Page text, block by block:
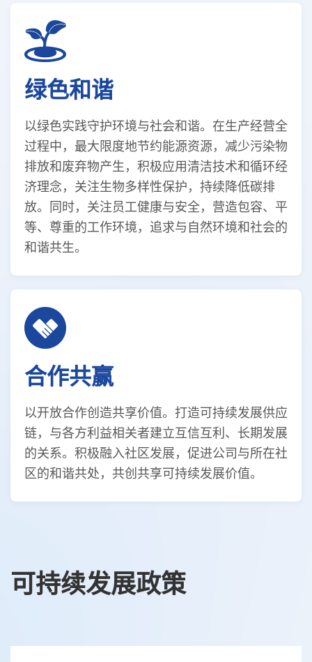
绿色和谐
以绿色实践守护环境与社会和谐。在生产经营全
过程中，最大限度地节约能源资源，减少污染物
排放和废弃物产生，积极应用清洁技术和循环经
济理念，关注生物多样性保护，持续降低碳排
放。同时，关注员工健康与安全，营造包容、平
等、尊重的工作环境，追求与自然环境和社会的
和谐共生。
合作共赢
以开放合作创造共享价值。打造可持续发展供应
链，与各方利益相关者建立互信互利、长期发展
的关系。积极融入社区发展，促进公司与所在社
区的和谐共处，共创共享可持续发展价值。
可持续发展政策